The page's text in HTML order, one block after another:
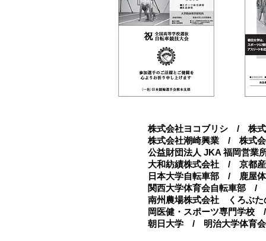
株式会社ヨコブリシ / 株
株式会社潮崎興業 / 株式
公益財団法人 JKA 福岡営
大和紡績株式会社 / 京都
日本大学自転車部 / 鹿屋
関西大学体育会自転車部
南州農場株式会社 くろぶ
岡医健・スポーツ専門学
朝日大学 / 明治大学体育